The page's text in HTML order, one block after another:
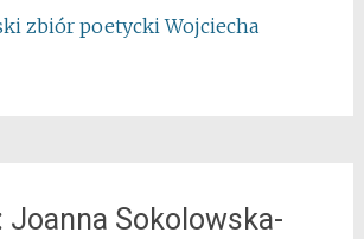
zbiór poetycki Wojciecha
Joanna Sokolowska-